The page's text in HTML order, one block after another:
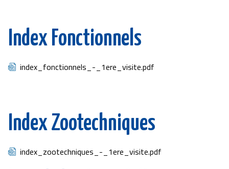
Index Fonctionnels
Document
index_fonctionnels_-_1ere_visite.pdf
Index Zootechniques
Document
index_zootechniques_-_1ere_visite.pdf